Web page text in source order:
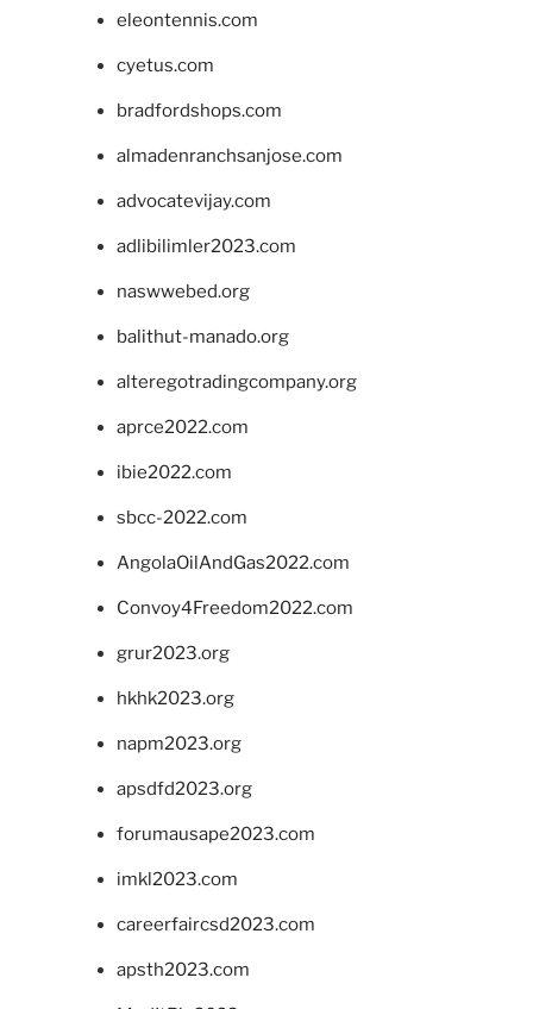
eleontennis.com
cyetus.com
bradfordshops.com
almadenranchsanjose.com
advocatevijay.com
adlibilimler2023.com
naswwebed.org
balithut-manado.org
alteregotradingcompany.org
aprce2022.com
ibie2022.com
sbcc-2022.com
AngolaOilAndGas2022.com
Convoy4Freedom2022.com
grur2023.org
hkhk2023.org
napm2023.org
apsdfd2023.org
forumausape2023.com
imkl2023.com
careerfaircsd2023.com
apsth2023.com